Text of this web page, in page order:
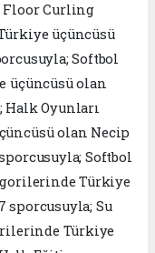
Floor Curling
üçüncüsü
Softbol
üçüncüsü olan
Halk Oyunları
olan Necip
Softbol
Türkiye
sporcusuyla; Su
Türkiye